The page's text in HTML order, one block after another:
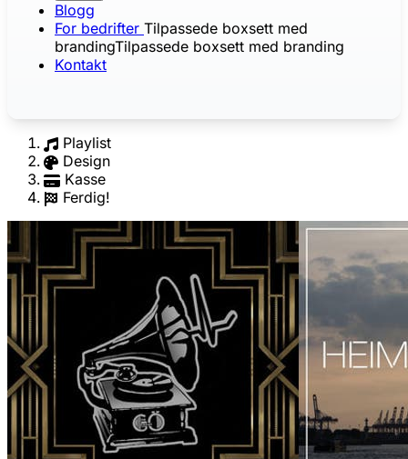
Blogg
For bedrifter Tilpassede boxsett med
brandingTilpassede boxsett med branding
Kontakt
Playlist
Design
Kasse
Ferdig!